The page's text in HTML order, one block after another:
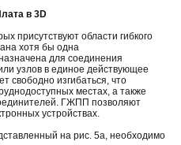
в 3D
присутствуют области гибкого
хотя бы одна
для соединения
узлов в единое действующее
свободно изгибаться, что
местах, а также
ГЖПП позволяют
устройствах.
на рис. 5а, необходимо